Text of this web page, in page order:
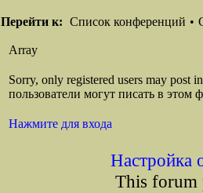
Перейти к: Список конференций •
Array
Sorry, only registered users may post
пользователи могут писать в этом
Нажмите для входа
Настройка
This